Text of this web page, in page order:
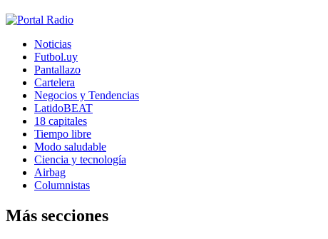
Noticias
Futbol.uy
Pantallazo
Cartelera
Negocios y Tendencias
LatidoBEAT
18 capitales
Tiempo libre
Modo saludable
Ciencia y tecnología
Airbag
Columnistas
Más secciones